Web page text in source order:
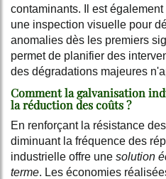
contaminants. Il est
une inspection visuelle pour
anomalies dès les premiers
permet de planifier des
des dégradations majeures
Comment la galvanisation
la réduction des coûts ?
En renforçant la résistance
diminuant la fréquence des
industrielle offre une solution
terme. Les économies